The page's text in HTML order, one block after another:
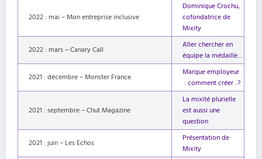
2022 : mai – Mon entreprise inclusive
Dominique Crochu,
cofondatrice de
Mixity
2022 : mars – Canary Call
Aller chercher en
équipe la médaille…
2021 : décembre – Monster France
Marque employeur
: comment créer ..?
2021 : septembre – Chut Magazine
La mixité plurielle
est aussi une
question
2021 : juin – Les Echos
Présentation de
Mixity